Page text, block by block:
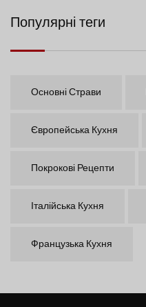
Популярні теги
Основні Страви
Європейська Кухня
Покрокові Рецепти
Італійська Кухня
Французька Кухня